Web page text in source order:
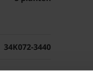
34K072-3440